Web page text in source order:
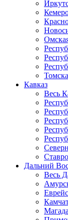
Кавказ
Весь
Дальний
Весь